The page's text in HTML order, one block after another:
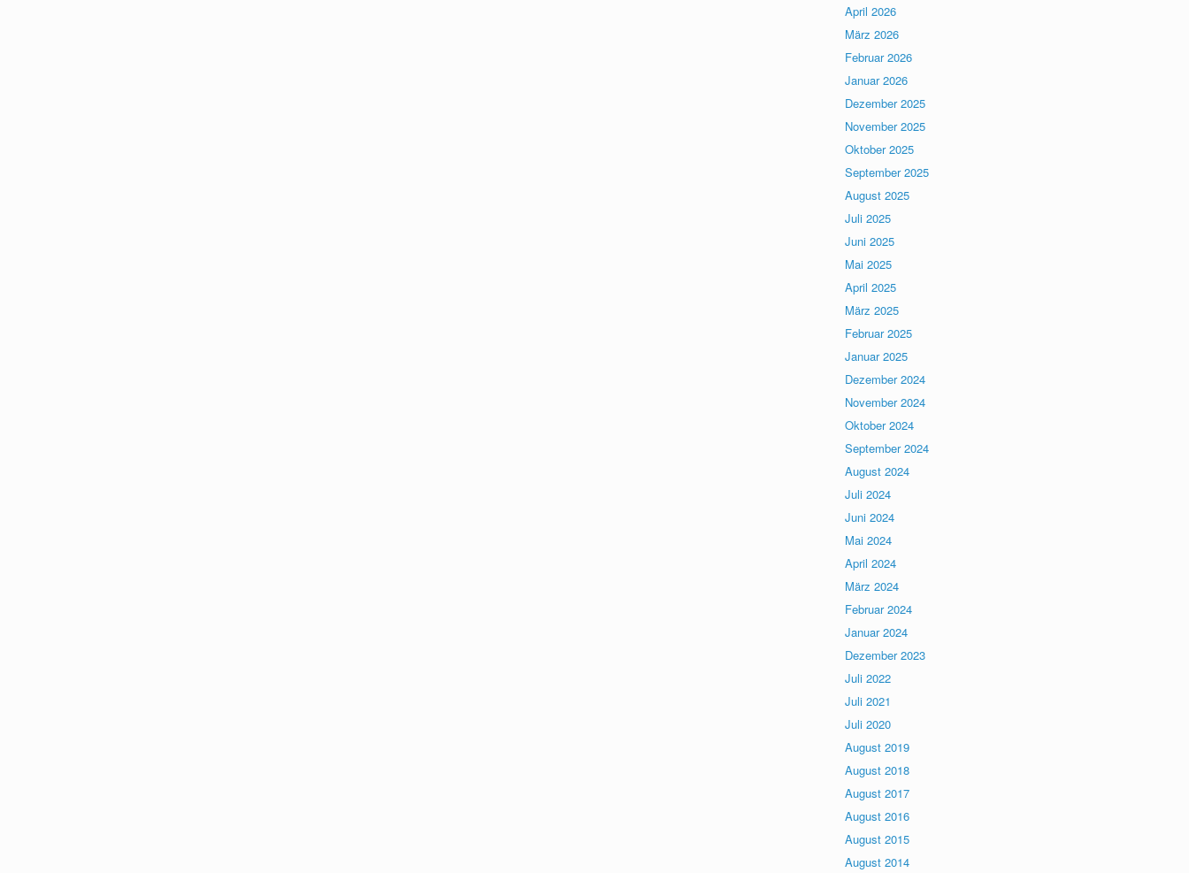
April 2026
März 2026
Februar 2026
Januar 2026
Dezember 2025
November 2025
Oktober 2025
September 2025
August 2025
Juli 2025
Juni 2025
Mai 2025
April 2025
März 2025
Februar 2025
Januar 2025
Dezember 2024
November 2024
Oktober 2024
September 2024
August 2024
Juli 2024
Juni 2024
Mai 2024
April 2024
März 2024
Februar 2024
Januar 2024
Dezember 2023
Juli 2022
Juli 2021
Juli 2020
August 2019
August 2018
August 2017
August 2016
August 2015
August 2014